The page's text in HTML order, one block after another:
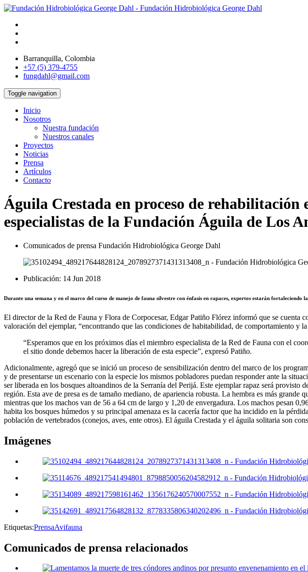
Barranquilla, Colombia
+57 (5) 379-4755
fungdahl@gmail.com
Toggle navigation
Inicio
Nosotros
Nuestra fundación
Nuestros canales
Proyectos
Noticias
Prensa
Artículos
Contacto
Águila Crestada en proceso de rehabilitación
especialistas de la Fundación Águila de Los
Comunicados de prensa Fundación Hidrobiológica George Dahl
Publicación: 14 Jun 2018
Durante una semana y en el marco del curso de manejo de fauna silvestre con énfasis en rapaces, expertos estarán
El director de la Red de Fauna y Flora de Corpocesar, Edgar Patiño Flórez informó que se
valoración del ejemplar, “encontrando que las condiciones de habitabilidad, de comportamiento y
“Esperamos que en los próximos días el miembro especialista de la Red de Fauna con el
el sitio donde debemos hacer la liberación de esta especie”, expresó Patiño.
Adicionalmente, agregó que se inició un proceso de sensibilización dentro del marco de los
y de presentarse un escenario con la especie los mismos pobladores puedan responder ante la
ser liberada en los bosques altoandinos de la Serranía del Perijá. Este ejemplar rapaz será
región. Esta ave de presa es de tamaño mediano, de apariencia robusta. La hembra es más
mientras que los machos van de 56 a 64 cm de largo y 1,20 de envergadura. Los machos pesan
habita los bosques húmedos y su principal amenaza es la cacería factor que ha incidido en la
población de vertebrados (conejos, aves, ente otros). El águila Crestada y el águila solitaria son
Imágenes
Etiquetas:PrensaAvifauna
Comunicados de prensa relacionados